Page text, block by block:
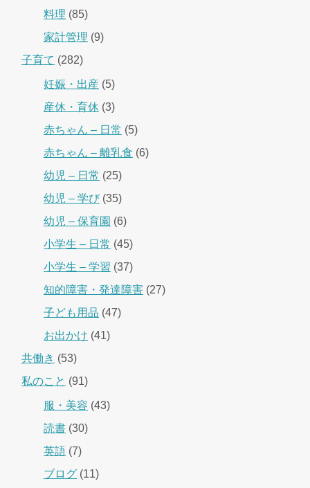
料理 (85)
家計管理 (9)
子育て (282)
妊娠・出産 (5)
産休・育休 (3)
赤ちゃん – 日常 (5)
赤ちゃん – 離乳食 (6)
幼児 – 日常 (25)
幼児 – 学び(35)
幼児 – 保育園 (6)
小学生 – 日常 (45)
小学生 – 学習 (37)
知的障害・発達障害 (27)
子ども用品 (47)
お出かけ (41)
共働き (53)
私のこと (91)
服・美容 (43)
読書 (30)
英語 (7)
ブログ (11)